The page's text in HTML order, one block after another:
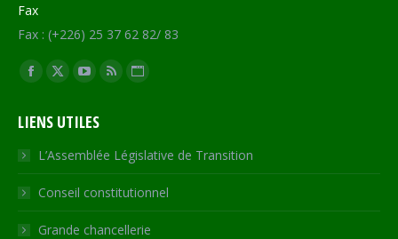
Fax
Fax : (+226) 25 37 62 82/ 83
Trouvez nous sur :
Facebook
opens
in
new
window
X
opens
in
new
window
YouTube
opens
in
new
window
RSS
in
new
window
Site
opens
in
new
LIENS UTILES
L’Assemblée Législative de Transition
Conseil constitutionnel
Grande chancellerie